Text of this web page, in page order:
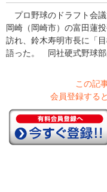
プロ野球のドラフト会
岡崎（岡崎市）の富田蓮
訪れ、鈴木寿明市長に「
語った。 同社硬式野球部
この記
会員登録する